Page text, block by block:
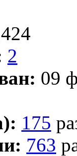
2
09
175
763